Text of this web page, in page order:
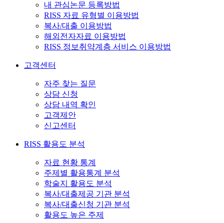
내 관심논문 등록방법
RISS 자료 유형별 이용방법
복사/대출 이용방법
해외전자자료 이용방법
RISS 정보취약계층 서비스 이용방법
고객센터
자주 찾는 질문
상담 신청
상담 내역 확인
고객제안
신고센터
RISS 활용도 분석
자료 현황 통계
주제별 활용통계 분석
학술지 활용도 분석
복사/대출제공 기관 분석
복사/대출신청 기관 분석
활용도 높은 주제